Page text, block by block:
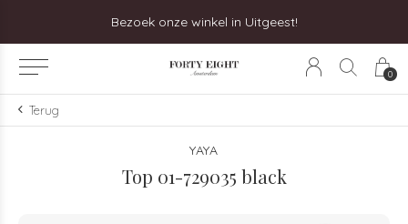
0
Bezoek onze winkel in Uitgeest!
Terug
YAYA
Top 01-729035 black